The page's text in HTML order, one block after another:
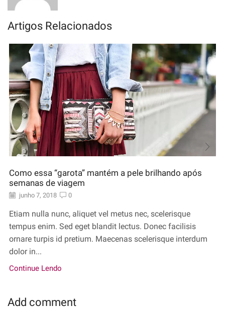
Artigos Relacionados
Como essa “garota” mantém a pele brilhando após
semanas de viagem
junho 7, 2018 0
Etiam nulla nunc, aliquet vel metus nec, scelerisque
tempus enim. Sed eget blandit lectus. Donec facilisis
ornare turpis id pretium. Maecenas scelerisque interdum
dolor in...
Continue Lendo
Add comment